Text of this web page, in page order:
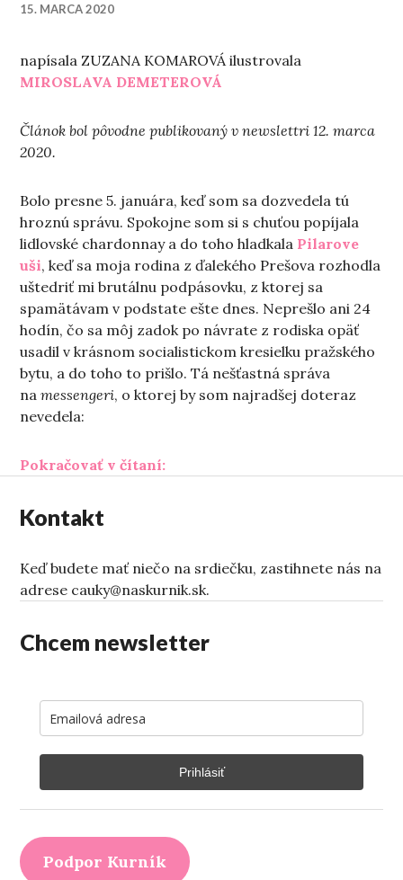
15. MARCA 2020
napísala ZUZANA KOMAROVÁ ilustrovala
MIROSLAVA DEMETEROVÁ
Článok bol pôvodne publikovaný v newslettri 12. marca
2020.
Bolo presne 5. januára, keď som sa dozvedela tú
hroznú správu. Spokojne som si s chuťou popíjala
lidlovské chardonnay a do toho hladkala Pilarove
uši, keď sa moja rodina z ďalekého Prešova rozhodla
uštedriť mi brutálnu podpásovku, z ktorej sa
spamätávam v podstate ešte dnes. Neprešlo ani 24
hodín, čo sa môj zadok po návrate z rodiska opäť
usadil v krásnom socialistickom kresielku pražského
bytu, a do toho to prišlo. Tá nešťastná správa
namessengeri, o ktorej by som najradšej doteraz
nevedela:
Pokračovať v čítaní:„Minula som svoju hviezdu“
Kontakt
Keď budete mať niečo na srdiečku, zastihnete nás na
adrese cauky@naskurnik.sk.
Chcem newsletter
Prihlásiť
Podpor Kurník